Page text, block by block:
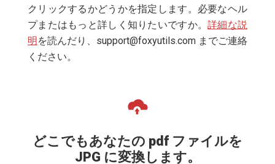
クリックするかどうかを指定します。必要なヘル
プまたはもっと詳しく知りたいですか。詳細な説
明を読んだり、 support@foxyutils.com までご連絡
ください。
どこでもあなたの pdf ファイルを
JPG に変換します。